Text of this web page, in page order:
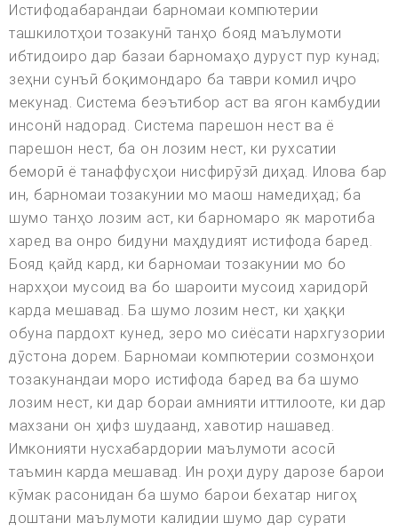
Истифодабарандаи барномаи компютерии
ташкилотҳои тозакунӣ танҳо бояд маълумоти
ибтидоиро дар базаи барномаҳо дуруст пур кунад;
зеҳни сунъӣ боқимондаро ба таври комил иҷро
мекунад. Система беэътибор аст ва ягон камбудии
инсонй надорад. Система парешон нест ва ё
парешон нест, ба он лозим нест, ки рухсатии
беморӣ ё танаффусҳои нисфирӯзӣ диҳад. Илова бар
ин, барномаи тозакунии мо маош намедиҳад; ба
шумо танҳо лозим аст, ки барномаро як маротиба
харед ва онро бидуни маҳдудият истифода баред.
Бояд қайд кард, ки барномаи тозакунии мо бо
нархҳои мусоид ва бо шароити мусоид харидорӣ
карда мешавад. Ба шумо лозим нест, ки ҳаққи
обуна пардохт кунед, зеро мо сиёсати нархгузории
дӯстона дорем. Барномаи компютерии созмонҳои
тозакунандаи моро истифода баред ва ба шумо
лозим нест, ки дар бораи амнияти иттилооте, ки дар
махзани он ҳифз шудаанд, хавотир нашавед.
Имконияти нусхабардории маълумоти асосӣ
таъмин карда мешавад. Ин роҳи дуру дарозе барои
кӯмак расонидан ба шумо барои бехатар нигоҳ
доштани маълумоти калидии шумо дар сурати